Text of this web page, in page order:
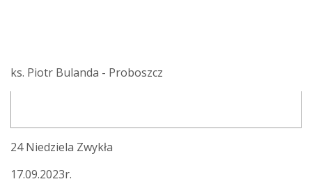
ks. Piotr Bulanda - Proboszcz
24 Niedziela Zwykła
17.09.2023r.